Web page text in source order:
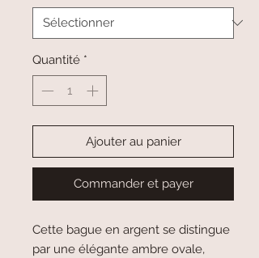
Quantité *
Ajouter au panier
Commander et payer
Cette bague en argent se distingue
par une élégante ambre ovale,